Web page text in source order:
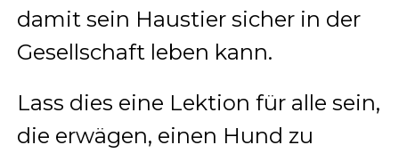
damit sein Haustier sicher in der
Gesellschaft leben kann.
Lass dies eine Lektion für alle sein,
die erwägen, einen Hund zu